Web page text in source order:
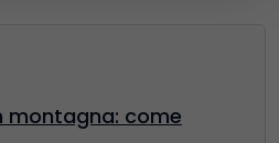
montagna: come